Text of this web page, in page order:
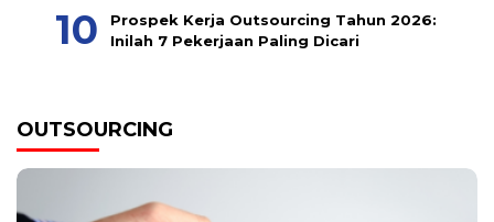
Prospek Kerja Outsourcing Tahun 2026:
Inilah 7 Pekerjaan Paling Dicari
OUTSOURCING